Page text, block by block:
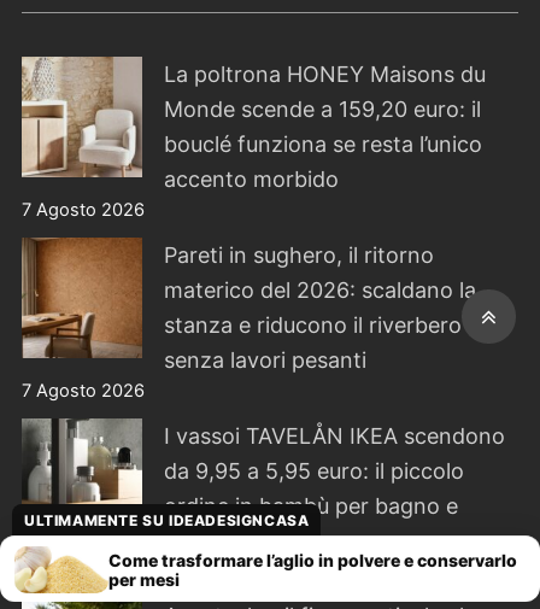
La poltrona HONEY Maisons du
Monde scende a 159,20 euro: il
bouclé funziona se resta l’unico
accento morbido
7 Agosto 2026
Pareti in sughero, il ritorno
materico del 2026: scaldano la
stanza e riducono il riverbero
senza lavori pesanti
7 Agosto 2026
I vassoi TAVELÅN IKEA scendono
da 9,95 a 5,95 euro: il piccolo
ordine in bambù per bagno e
cucina
7 Agosto 2026
ULTIMAMENTE SU IDEADESIGNCASA
Come trasformare l’aglio in polvere e conservarlo
per mesi